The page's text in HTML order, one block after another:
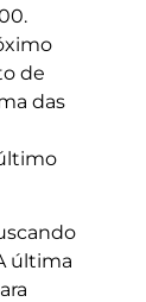
de
das
última